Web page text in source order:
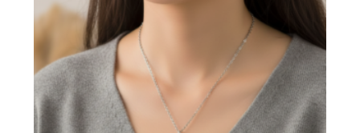
variantes.
pueden
elegir
la